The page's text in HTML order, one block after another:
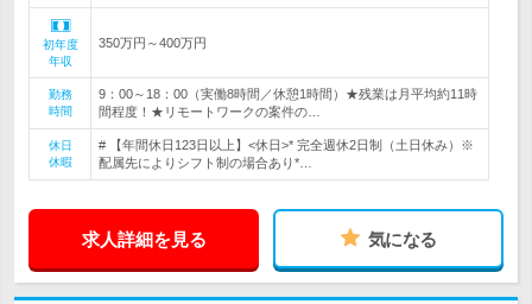
初年度
年収
350万円～400万円
勤務
時間
9：00～18：00（実働8時間／休憩1時間）★残業は月平均約11時
間程度！★リモートワークの案件の…
休日
休暇
# 【年間休日123日以上】<休日>* 完全週休2日制（土日休み）※
配属先によりシフト制の場合あり*…
求人詳細を見る 気になる